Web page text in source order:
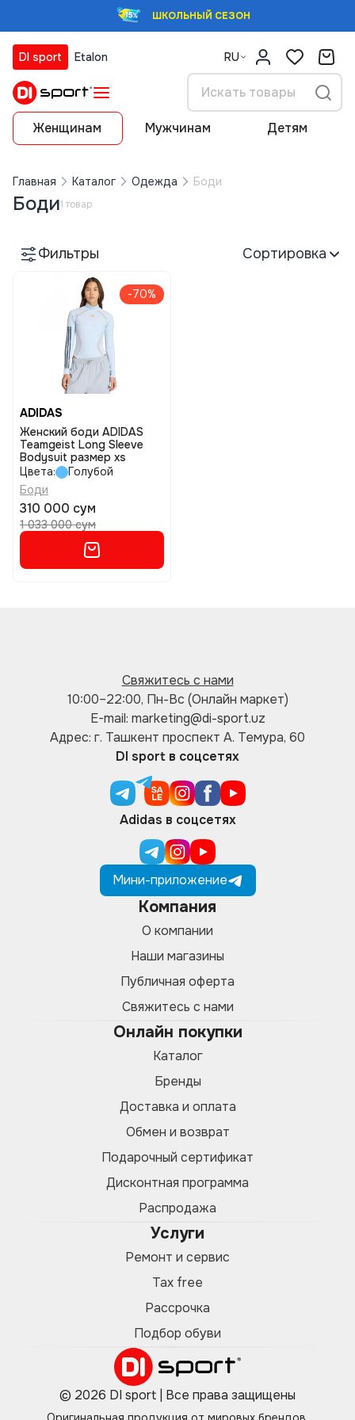
ШКОЛЬНЫЙ СЕЗОН
DI sport Etalon RU
Женщинам Мужчинам Детям
Главная Каталог Одежда Боди
Боди1 товар
Фильтры Сортировка
-70%
ADIDAS
Женский боди ADIDAS
Teamgeist Long Sleeve
Bodysuit размер xs
Цвета:
Голубой
Боди
310 000 сум
1 033 000 сум
Свяжитесь с нами
10:00–22:00, Пн-Вс (Онлайн маркет)
E-mail: marketing@di-sport.uz
Адрес: г. Ташкент проспект А. Темура, 60
DI sport в соцсетях
Adidas в соцсетях
Мини-приложение
Компания
О компании
Наши магазины
Публичная оферта
Свяжитесь с нами
Онлайн покупки
Каталог
Бренды
Доставка и оплата
Обмен и возврат
Подарочный сертификат
Дисконтная программа
Распродажа
Услуги
Ремонт и сервис
Tax free
Рассрочка
Подбор обуви
© 2026 DI sport | Все права защищены